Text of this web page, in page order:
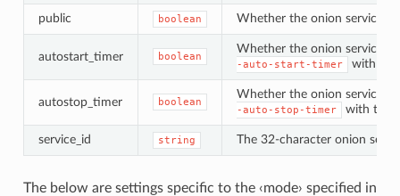
public boolean Whether the onion service
autostart_timer boolean
Whether the onion service
-auto-start-timer with the
autostop_timer boolean
Whether the onion service
-auto-stop-timer with the
service_id string The 32-character onion
The below are settings specific to the ‹mode› specified in